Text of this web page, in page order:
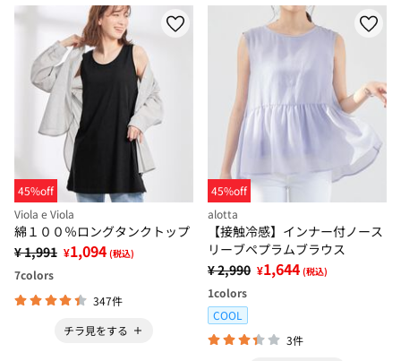
45%off
Viola e Viola
綿１００％ロングタンクトップ
¥ 1,991 ¥1,094 (税込)
7colors
347件
チラ見をする
45%off
alotta
【接触冷感】インナー付ノース
リーブペプラムブラウス
¥ 2,990 ¥1,644 (税込)
1colors
COOL
3件